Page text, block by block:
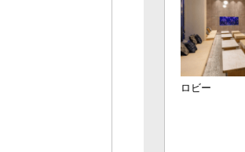
ロビー